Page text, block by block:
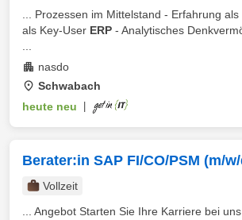
... Prozessen im Mittelstand - Erfahrung als
als Key-User ERP - Analytisches
nasdo
Schwabach
heute neu
Berater:in SAP FI/CO/PSM (m/
Vollzeit
... Angebot Starten Sie Ihre Karriere bei